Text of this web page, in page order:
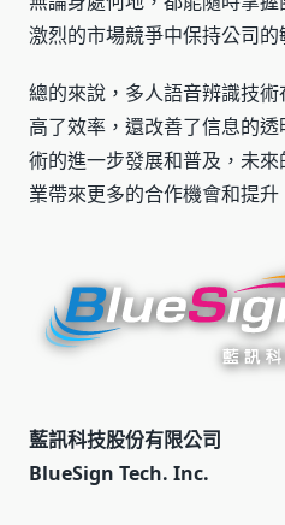
激烈的市場競爭中保持公司的
總的來說，多人語音辨識技
高了效率，還改善了信息的
術的進一步發展和普及，未
業帶來更多的合作機會和提升
藍訊科技股份有限公司
BlueSign Tech. Inc.